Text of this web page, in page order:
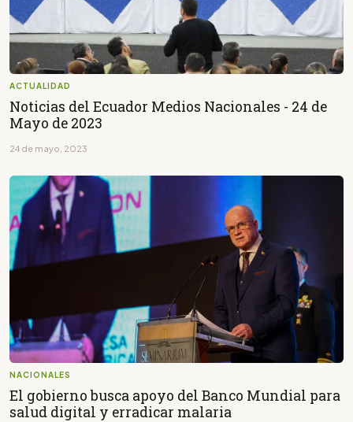
ACTUALIDAD
Noticias del Ecuador Medios Nacionales - 24 de
Mayo de 2023
24 de mayo, 2023
NACIONALES
El gobierno busca apoyo del Banco Mundial para
salud digital y erradicar malaria